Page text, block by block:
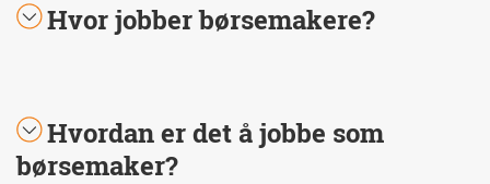
Hvor jobber børsemakere?
Hvordan er det å jobbe som
børsemaker?